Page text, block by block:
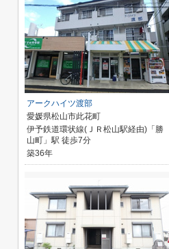
アークハイツ渡部
愛媛県松山市此花町
伊予鉄道環状線(ＪＲ松山駅経由)「勝
山町」駅 徒歩7分
築36年